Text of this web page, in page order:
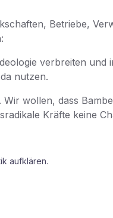
Betriebe,
verbreiten und
nutzen.
wollen, dass
Kräfte keine
aufklären.